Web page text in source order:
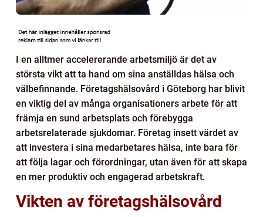
I en alltmer accelererande arbetsmiljö är det av
största vikt att ta hand om sina anställdas hälsa och
välbefinnande. Företagshälsovård i Göteborg har blivit
en viktig del av många organisationers arbete för att
främja en sund arbetsplats och förebygga
arbetsrelaterade sjukdomar. Företag insett värdet av
att investera i sina medarbetares hälsa, inte bara för
att följa lagar och förordningar, utan även för att skapa
en mer produktiv och engagerad arbetskraft.
Vikten av företagshälsovård